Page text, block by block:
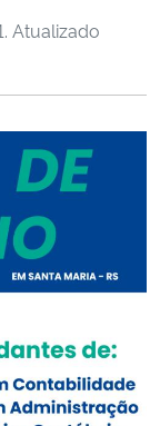
. Atualizado